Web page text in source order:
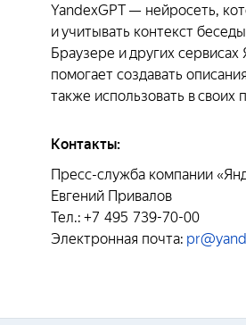
YandexGPT — нейросеть,
и учитывать контекст
Браузере и других
помогает создавать
также использовать в
Контакты:
Пресс-служба компании
Евгений Привалов
Тел.: +7 495 739-70-00
Электронная почта: